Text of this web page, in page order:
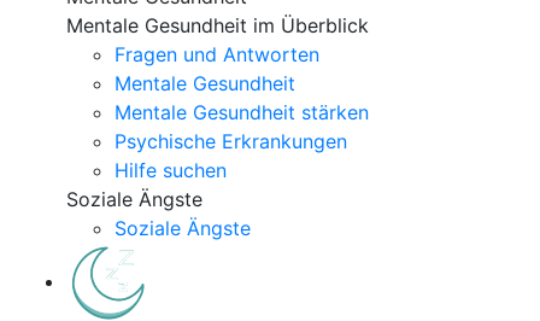
Mentale Gesundheit im Überblick
Fragen und Antworten
Mentale Gesundheit
Mentale Gesundheit stärken
Psychische Erkrankungen
Hilfe suchen
Soziale Ängste
Soziale Ängste